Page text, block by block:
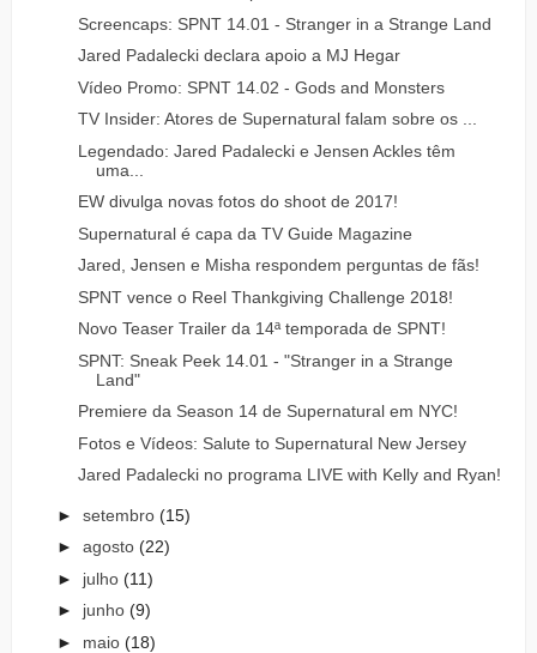
Screencaps: SPNT 14.01 - Stranger in a Strange Land
Jared Padalecki declara apoio a MJ Hegar
Vídeo Promo: SPNT 14.02 - Gods and Monsters
TV Insider: Atores de Supernatural falam sobre os ...
Legendado: Jared Padalecki e Jensen Ackles têm
uma...
EW divulga novas fotos do shoot de 2017!
Supernatural é capa da TV Guide Magazine
Jared, Jensen e Misha respondem perguntas de fãs!
SPNT vence o Reel Thankgiving Challenge 2018!
Novo Teaser Trailer da 14ª temporada de SPNT!
SPNT: Sneak Peek 14.01 - "Stranger in a Strange
Land"
Premiere da Season 14 de Supernatural em NYC!
Fotos e Vídeos: Salute to Supernatural New Jersey
Jared Padalecki no programa LIVE with Kelly and Ryan!
► setembro (15)
► agosto (22)
► julho (11)
► junho (9)
► maio (18)